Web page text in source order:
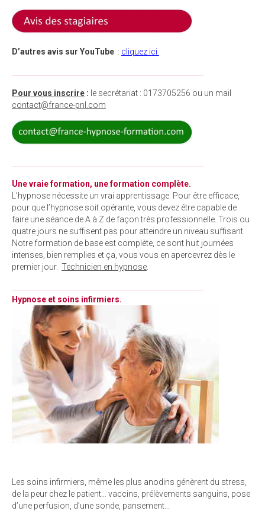
D’autres avis sur YouTube : cliquez ici
Pour vous inscrire : le secrétariat : 0173705256 ou un mail
contact@france-pnl.com
Une vraie formation, une formation complète.
L’hypnose nécessite un vrai apprentissage. Pour être efficace,
pour que l’hypnose soit opérante, vous devez être capable de
faire une séance de A à Z de façon très professionnelle. Trois ou
quatre jours ne suffisent pas pour atteindre un niveau suffisant.
Notre formation de base est complète, ce sont huit journées
intenses, bien remplies et ça, vous vous en apercevrez dès le
premier jour. Technicien en hypnose
Hypnose et soins infirmiers.
Les soins infirmiers, même les plus anodins génèrent du stress,
de la peur chez le patient… vaccins, prélèvements sanguins, pose
d’une perfusion, d’une sonde, pansement…